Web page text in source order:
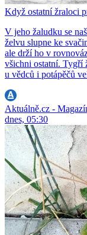
Když ostatní žraloci
V jeho žaludku se
želvu slupne ke
ale drží ho v
všichni ostatní. Tygří
u vědců i potápěčů
Aktuálně.cz -
dnes, 05:30